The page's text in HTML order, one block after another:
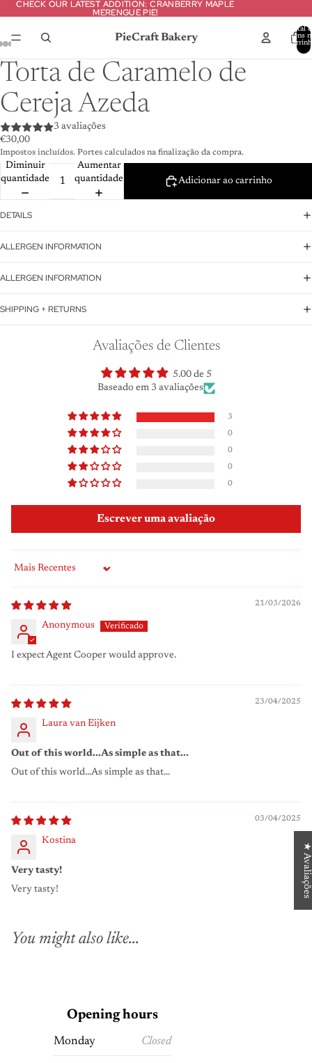
CHECK OUR LATEST ADDITION: CRANBERRY MAPLE
MERENGUE PIE!
CHECK OUR LATEST ADDITION: CRANBERRY MAPLE
MERENGUE PIE!
PieCraft Bakery
Total
itens
Torta de Caramelo de
Cereja Azeda
3 avaliações
€30,00
Impostos incluídos. Portes calculados na finalização da compra.
Diminuir
quantidade
Aumentar
quantidade
Adicionar ao carrinho
DETAILS
ALLERGEN INFORMATION
ALLERGEN INFORMATION
SHIPPING + RETURNS
Avaliações de Clientes
5.00 de 5
Baseado em 3 avaliações
3
0
0
0
0
Escrever uma avaliação
Sort by
21/03/2026
Anonymous
I expect Agent Cooper would approve.
23/04/2025
Laura van Eijken
Out of this world...As simple as that...
Out of this world...As simple as that...
03/04/2025
Kostina
Very tasty!
Very tasty!
You might also like...
Opening hours
Monday Closed
★ Avaliações